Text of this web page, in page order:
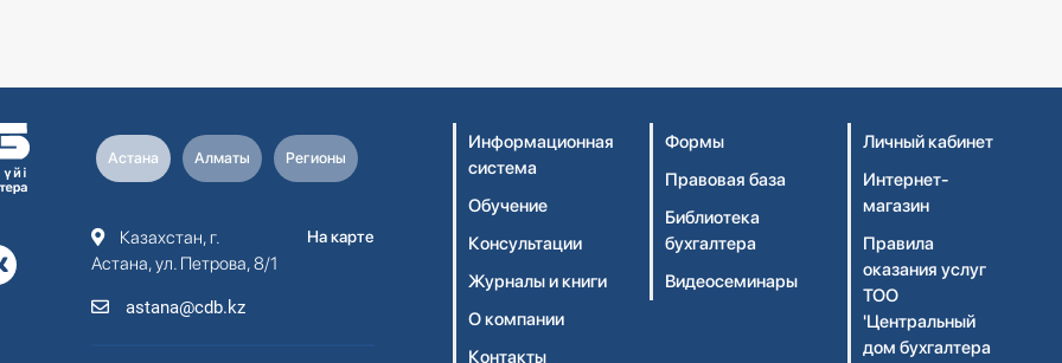
Астана Алматы Регионы
Казахстан, г.
Астана, ул. Петрова, 8/1
astana@cdb.kz
На карте
Информационная
система
Обучение
Консультации
Журналы и книги
О компании
Контакты
Формы
Правовая база
Библиотека
бухгалтера
Видеосеминары
Личный кабинет
Интернет-
магазин
Правила
оказания услуг
ТОО
'Центральный
дом бухгалтера